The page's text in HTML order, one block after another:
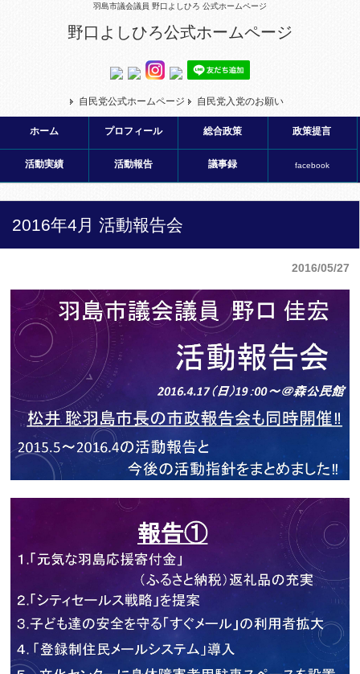
羽島市議会議員 野口よしひろ 公式ホームページ
野口よしひろ公式ホームページ
自民党公式ホームページ 自民党入党のお願い
ホーム プロフィール 総合政策 政策提言
活動実績 活動報告 議事録 facebook
2016年4月 活動報告会
2016/05/27